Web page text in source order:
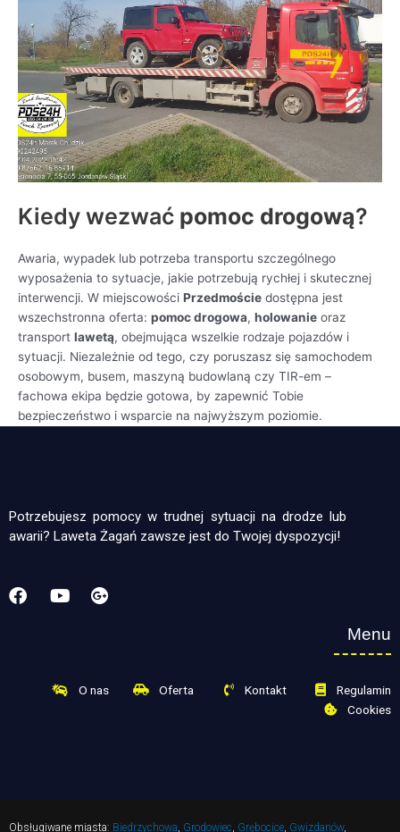
Kiedy wezwać pomoc drogową?
Awaria, wypadek lub potrzeba transportu szczególnego
wyposażenia to sytuacje, jakie potrzebują rychłej i skutecznej
interwencji. W miejscowości Przedmoście dostępna jest
wszechstronna oferta: pomoc drogowa, holowanie oraz
transport lawetą, obejmująca wszelkie rodzaje pojazdów i
sytuacji. Niezależnie od tego, czy poruszasz się samochodem
osobowym, busem, maszyną budowlaną czy TIR-em –
fachowa ekipa będzie gotowa, by zapewnić Tobie
bezpieczeństwo i wsparcie na najwyższym poziomie.
Potrzebujesz pomocy w trudnej sytuacji na drodze lub
awarii? Laweta Żagań zawsze jest do Twojej dyspozycji!
Menu
O nas Oferta Kontakt
Regulamin
Cookies
Obsługiwane miasta: Biedrzychowa, Grodowiec, Grębocice, Gwizdanów,